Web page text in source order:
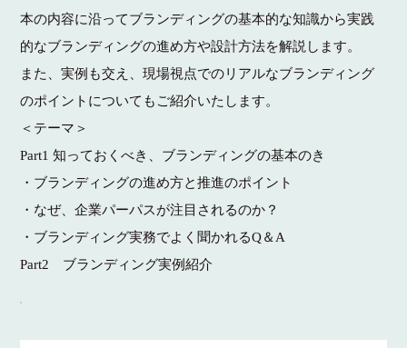
本の内容に沿ってブランディングの基本的な知識から実践
的なブランディングの進め方や設計方法を解説します。
また、実例も交え、現場視点でのリアルなブランディング
のポイントについてもご紹介いたします。
＜テーマ＞
Part1 知っておくべき、ブランディングの基本のき
・ブランディングの進め方と推進のポイント
・なぜ、企業パーパスが注目されるのか？
・ブランディング実務でよく聞かれるQ＆A
Part2 ブランディング実例紹介